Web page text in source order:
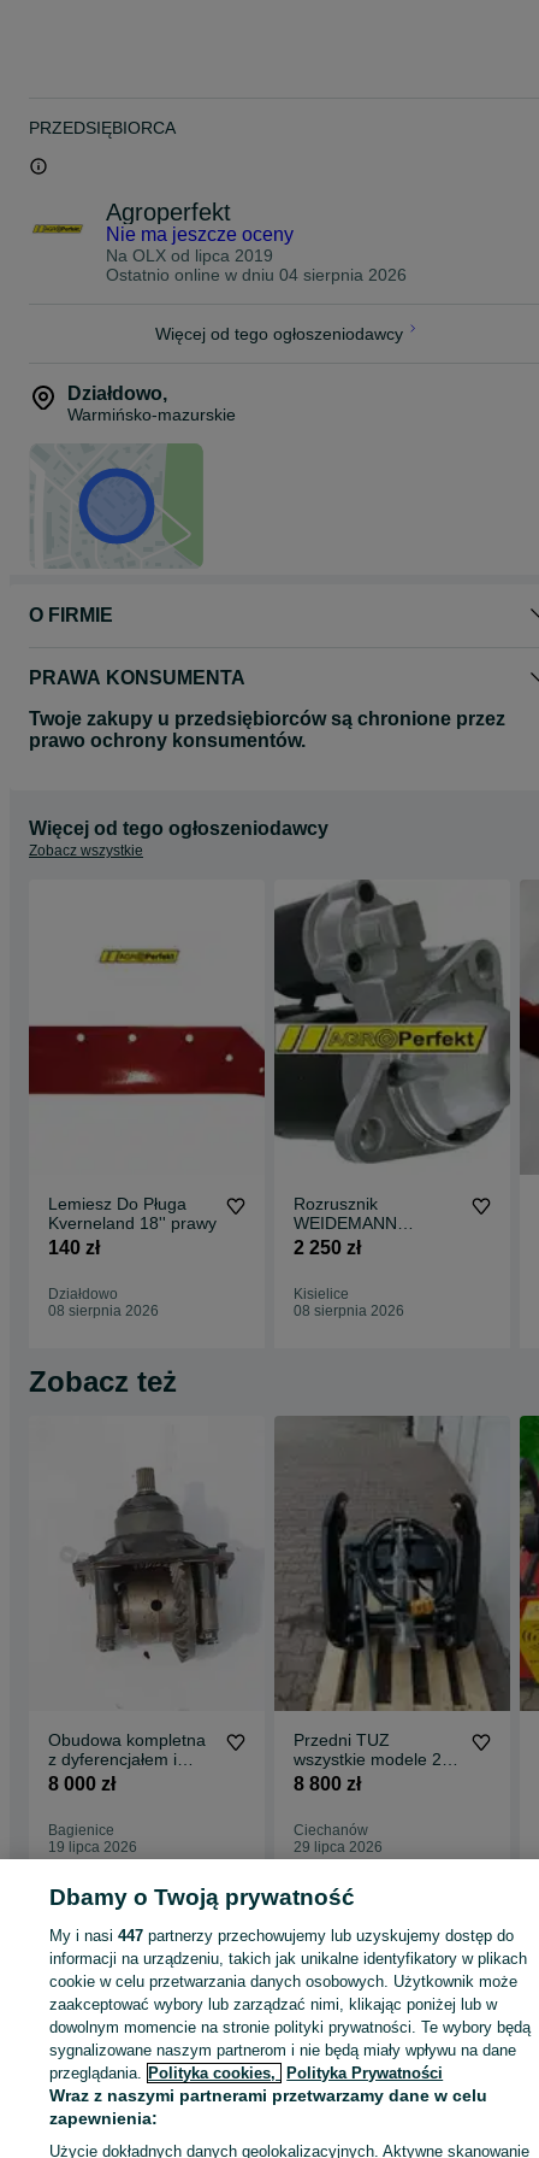
PRZEDSIĘBIORCA
Agroperfekt
Nie ma jeszcze oceny
Na OLX od lipca 2019
Ostatnio online w dniu 04 sierpnia 2026
Więcej od tego ogłoszeniodawcy
Działdowo,
Warmińsko-mazurskie
O FIRMIE
PRAWA KONSUMENTA
Twoje zakupy u przedsiębiorców są chronione przez
prawo ochrony konsumentów.
Więcej od tego ogłoszeniodawcy
Zobacz wszystkie
Lemiesz Do Pługa
Kverneland 18'' prawy
140 zł
Działdowo
08 sierpnia 2026
Rozrusznik
WEIDEMANN
100020_6168
2 250 zł
Kisielice
08 sierpnia 2026
Zobacz też
Obudowa kompletna
z dyferencjałem i
przekładnią do
8 000 zł
Bagienice
19 lipca 2026
Przedni TUZ
wszystkie modele 2.8t
udźwig cbm MTZ
8 800 zł
Ciechanów
29 lipca 2026
Strona główna Rolnictwo Części do maszyn rolniczych
Części do maszyn
rolniczych - Warmińsko-mazurskie
Części do maszyn rolniczych - Działdowo
KATEGORIA
ID:730749658 Wyświetlenia:
Zadzwoń / SMS Wyślij wiadomość
Dbamy o Twoją prywatność
My i nasi447 partnerzy przechowujemy lub uzyskujemy dostęp do
informacji na urządzeniu, takich jak unikalne identyfikatory w plikach
cookie w celu przetwarzania danych osobowych. Użytkownik może
zaakceptować wybory lub zarządzać nimi, klikając poniżej lub w
dowolnym momencie na stronie polityki prywatności. Te wybory będą
sygnalizowane naszym partnerom i nie będą miały wpływu na dane
przeglądania. Polityka cookies, Polityka Prywatności
Wraz z naszymi partnerami przetwarzamy dane w celu
zapewnienia:
Użycie dokładnych danych geolokalizacyjnych. Aktywne skanowanie